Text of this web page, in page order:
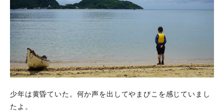
少年は黄昏ていた。何か声を出してやまびこを感じていまし
たよ。